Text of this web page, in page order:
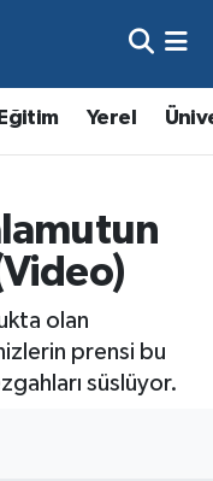
Eğitim Yerel
olan
prensi bu
süslüyor.